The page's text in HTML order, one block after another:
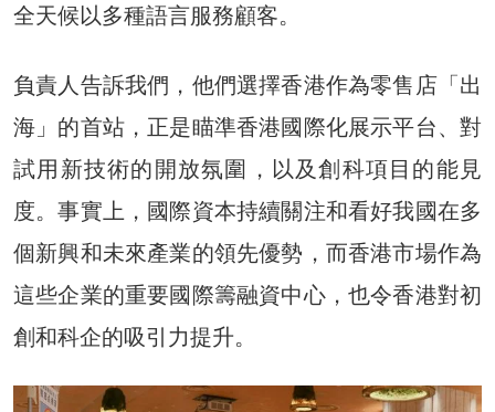
全天候以多種語言服務顧客。
負責人告訴我們，他們選擇香港作為零售店「出
海」的首站，正是瞄準香港國際化展示平台、對
試用新技術的開放氛圍，以及創科項目的能見
度。事實上，國際資本持續關注和看好我國在多
個新興和未來產業的領先優勢，而香港市場作為
這些企業的重要國際籌融資中心，也令香港對初
創和科企的吸引力提升。